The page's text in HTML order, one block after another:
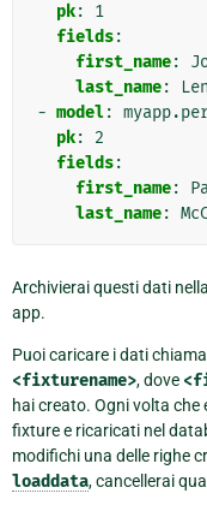
pk:
1
fields:
first_name:
last_name:
- model:
pk:
2
fields:
first_name:
last_name:
Archivierai questi dati
app.
Puoi caricare i dati
<fixturename>, dove
hai creato. Ogni volta che
fixture e ricaricati nel
modifichi una delle righe
loaddata, cancellerai